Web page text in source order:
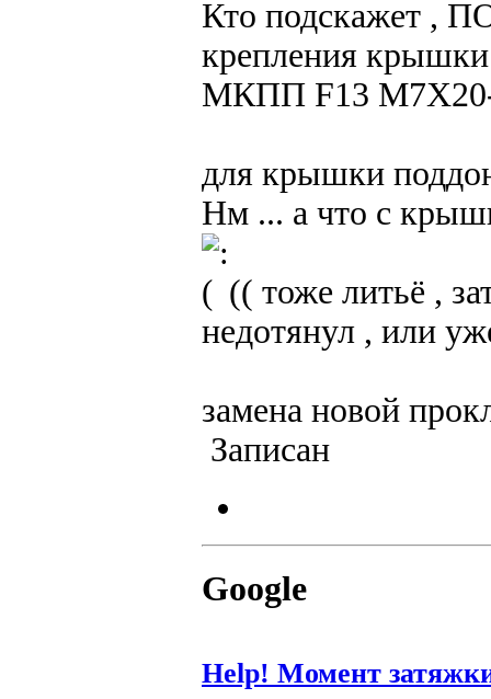
Кто подскажет ,
крепления крышки
МКПП F13
для крышки
Нм ... а что с
(( тоже литьё ,
недотянул , или
замена новой
Записан
Google
Help! Момент